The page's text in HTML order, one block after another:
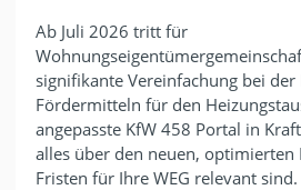
Ab Juli 2026 tritt für
signifikante Vereinfachung bei
Fördermitteln für den
angepasste KfW 458 Portal in
alles über den neuen, optimierten
Fristen für Ihre WEG relevant sind.